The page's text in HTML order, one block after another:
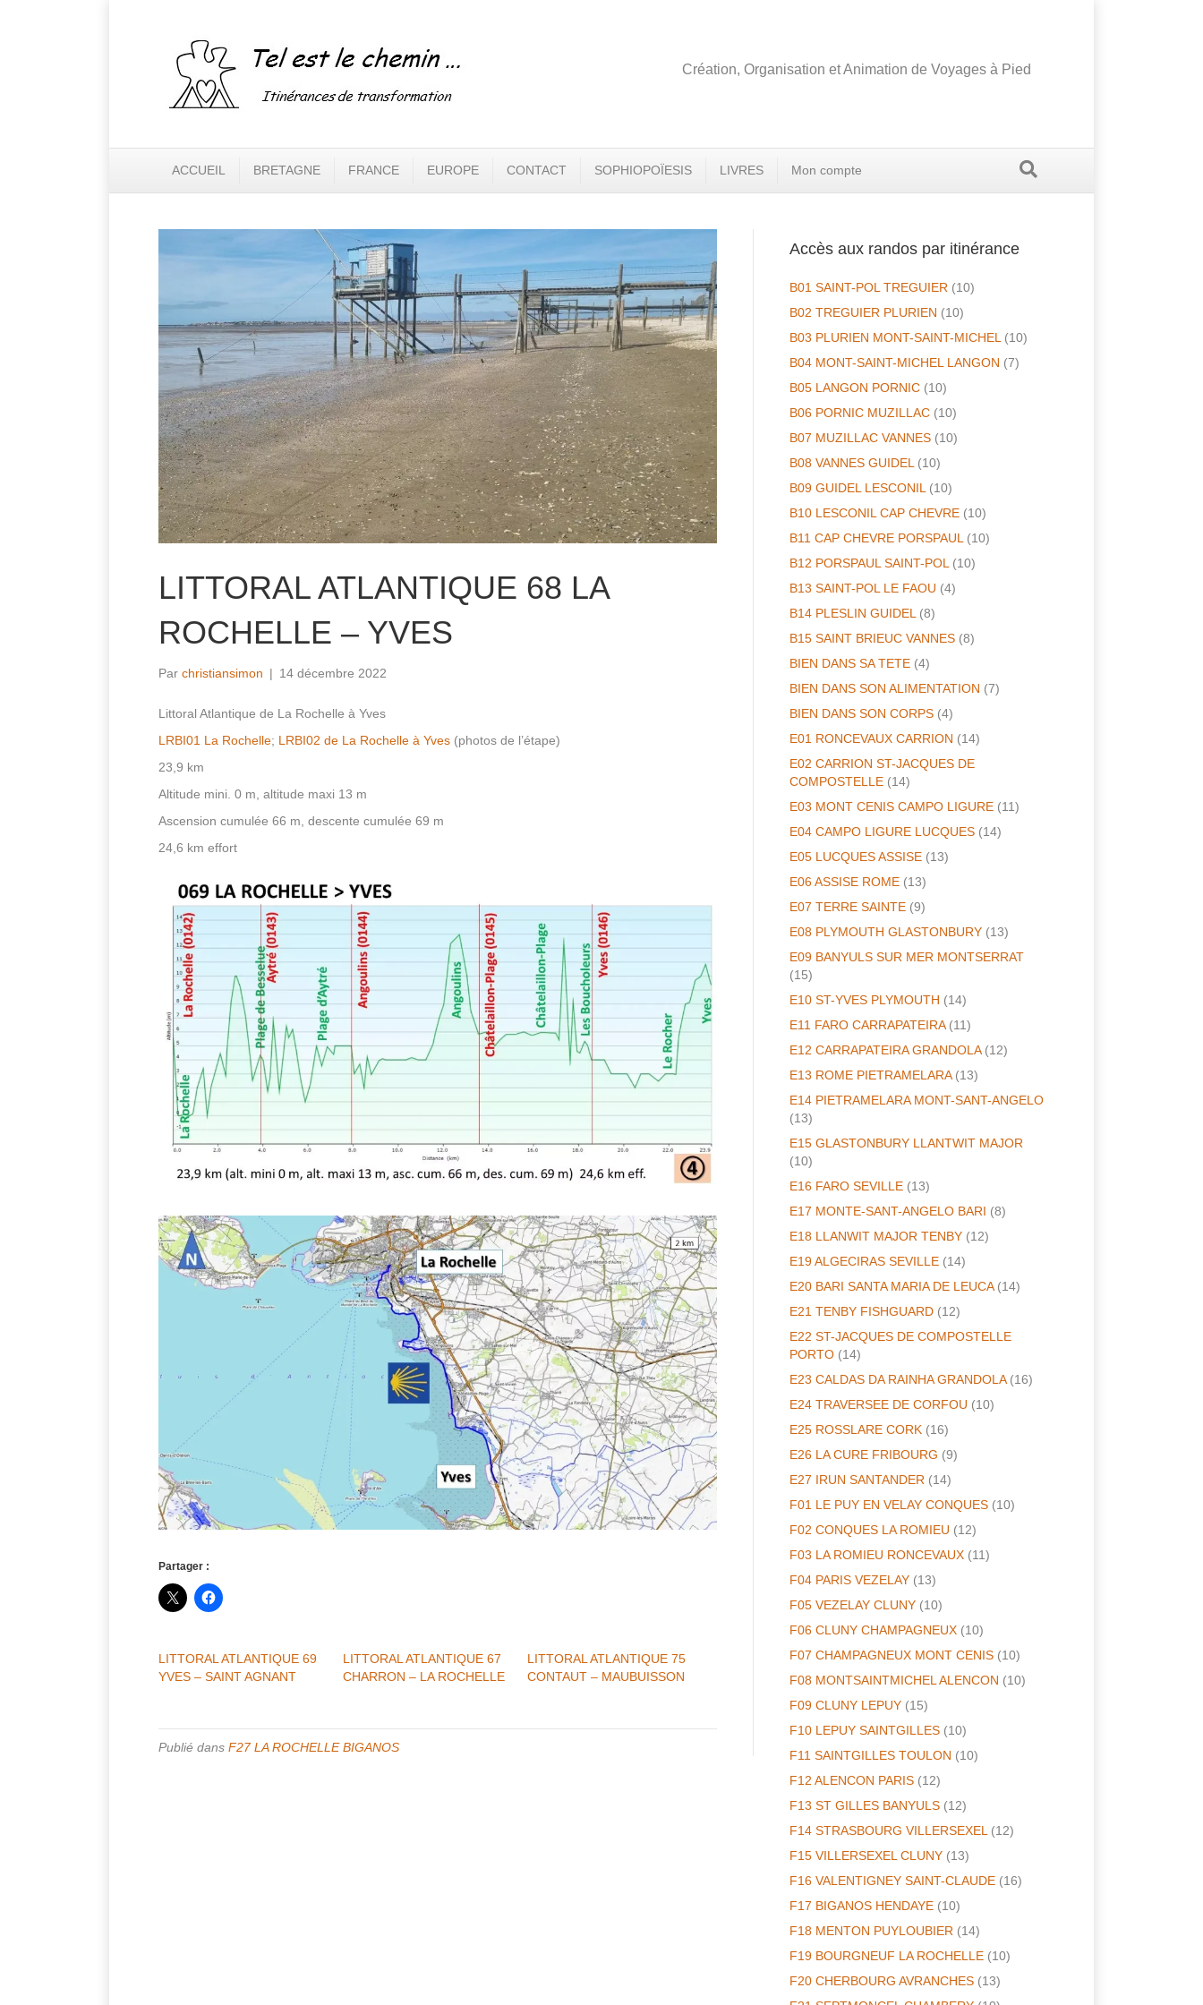
Création, Organisation et Animation de Voyages à Pied
ACCUEIL BRETAGNE FRANCE EUROPE CONTACT SOPHIOPOÏESIS LIVRES Mon compte
LITTORAL ATLANTIQUE 68 LA
ROCHELLE – YVES
Par christiansimon | 14 décembre 2022
Littoral Atlantique de La Rochelle à Yves
LRBI01 La Rochelle; LRBI02 de La Rochelle à Yves (photos de l’étape)
23,9 km
Altitude mini. 0 m, altitude maxi 13 m
Ascension cumulée 66 m, descente cumulée 69 m
24,6 km effort
Partager :
LITTORAL ATLANTIQUE 69
YVES – SAINT AGNANT
LITTORAL ATLANTIQUE 67
CHARRON – LA ROCHELLE
LITTORAL ATLANTIQUE 75
CONTAUT – MAUBUISSON
Publié dans F27 LA ROCHELLE BIGANOS
Accès aux randos par itinérance
B01 SAINT-POL TREGUIER (10)
B02 TREGUIER PLURIEN (10)
B03 PLURIEN MONT-SAINT-MICHEL (10)
B04 MONT-SAINT-MICHEL LANGON (7)
B05 LANGON PORNIC (10)
B06 PORNIC MUZILLAC (10)
B07 MUZILLAC VANNES (10)
B08 VANNES GUIDEL (10)
B09 GUIDEL LESCONIL (10)
B10 LESCONIL CAP CHEVRE (10)
B11 CAP CHEVRE PORSPAUL (10)
B12 PORSPAUL SAINT-POL (10)
B13 SAINT-POL LE FAOU (4)
B14 PLESLIN GUIDEL (8)
B15 SAINT BRIEUC VANNES (8)
BIEN DANS SA TETE (4)
BIEN DANS SON ALIMENTATION (7)
BIEN DANS SON CORPS (4)
E01 RONCEVAUX CARRION (14)
E02 CARRION ST-JACQUES DE
COMPOSTELLE (14)
E03 MONT CENIS CAMPO LIGURE (11)
E04 CAMPO LIGURE LUCQUES (14)
E05 LUCQUES ASSISE (13)
E06 ASSISE ROME (13)
E07 TERRE SAINTE (9)
E08 PLYMOUTH GLASTONBURY (13)
E09 BANYULS SUR MER MONTSERRAT
(15)
E10 ST-YVES PLYMOUTH (14)
E11 FARO CARRAPATEIRA(11)
E12 CARRAPATEIRA GRANDOLA(12)
E13 ROME PIETRAMELARA(13)
E14 PIETRAMELARA MONT-SANT-ANGELO
(13)
E15 GLASTONBURY LLANTWIT MAJOR
(10)
E16 FARO SEVILLE (13)
E17 MONTE-SANT-ANGELO BARI (8)
E18 LLANWIT MAJOR TENBY (12)
E19 ALGECIRAS SEVILLE (14)
E20 BARI SANTA MARIA DE LEUCA(14)
E21 TENBY FISHGUARD (12)
E22 ST-JACQUES DE COMPOSTELLE
PORTO (14)
E23 CALDAS DA RAINHA GRANDOLA(16)
E24 TRAVERSEE DE CORFOU (10)
E25 ROSSLARE CORK (16)
E26 LA CURE FRIBOURG (9)
E27 IRUN SANTANDER (14)
F01 LE PUY EN VELAY CONQUES (10)
F02 CONQUES LA ROMIEU (12)
F03 LA ROMIEU RONCEVAUX (11)
F04 PARIS VEZELAY (13)
F05 VEZELAY CLUNY (10)
F06 CLUNY CHAMPAGNEUX (10)
F07 CHAMPAGNEUX MONT CENIS (10)
F08 MONTSAINTMICHEL ALENCON (10)
F09 CLUNY LEPUY (15)
F10 LEPUY SAINTGILLES (10)
F11 SAINTGILLES TOULON (10)
F12 ALENCON PARIS (12)
F13 ST GILLES BANYULS (12)
F14 STRASBOURG VILLERSEXEL (12)
F15 VILLERSEXEL CLUNY (13)
F16 VALENTIGNEY SAINT-CLAUDE (16)
F17 BIGANOS HENDAYE (10)
F18 MENTON PUYLOUBIER (14)
F19 BOURGNEUF LA ROCHELLE (10)
F20 CHERBOURG AVRANCHES (13)